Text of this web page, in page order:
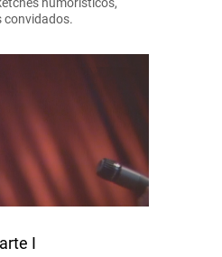
convidados.
I